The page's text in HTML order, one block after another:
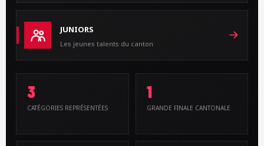
JUNIORS
Les jeunes talents du canton
3
CATÉGORIES REPRÉSENTÉES
1
GRANDE FINALE CANTONALE